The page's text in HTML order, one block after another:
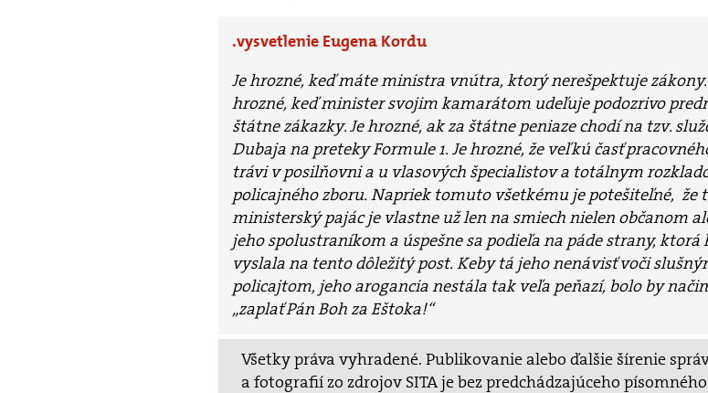
vysvetlenie Eugena Kordu
Je hrozné, keď máte ministra vnútra, ktorý nerešpektuje zákony.
hrozné, keď minister svojim kamarátom udeľuje podozrivo
štátne zákazky. Je hrozné, ak za štátne peniaze chodí na tzv.
Dubaja na preteky Formule 1. Je hrozné, že veľkú časť
trávi v posilňovni a u vlasových špecialistov a totálnym
policajného zboru. Napriek tomuto všetkému je potešiteľné, že
ministerský pajác je vlastne už len na smiech nielen občanom
jeho spolustraníkom a úspešne sa podieľa na páde strany, ktorá
vyslala na tento dôležitý post. Keby tá jeho nenávisť voči
policajtom, jeho arogancia nestála tak veľa peňazí, bolo by
„zaplať Pán Boh za Eštoka!“
Všetky práva vyhradené. Publikovanie alebo ďalšie šírenie
a fotografií zo zdrojov SITA je bez predchádzajúceho písomného